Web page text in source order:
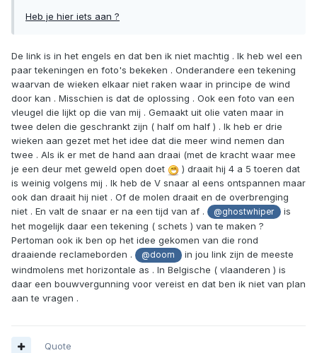
Heb je hier iets aan ?
De link is in het engels en dat ben ik niet machtig . Ik heb wel een
paar tekeningen en foto's bekeken . Onderandere een tekening
waarvan de wieken elkaar niet raken waar in principe de wind
door kan . Misschien is dat de oplossing . Ook een foto van een
vleugel die lijkt op die van mij . Gemaakt uit olie vaten maar in
twee delen die geschrankt zijn ( half om half ) . Ik heb er drie
wieken aan gezet met het idee dat die meer wind nemen dan
twee . Als ik er met de hand aan draai (met de kracht waar mee
je een deur met geweld open doet
) draait hij 4 a 5 toeren dat
is weinig volgens mij . Ik heb de V snaar al eens ontspannen maar
ook dan draait hij niet . Of de molen draait en de overbrenging
niet . En valt de snaar er na een tijd van af .
@ghostwhiper
is
het mogelijk daar een tekening ( schets ) van te maken ?
Pertoman ook ik ben op het idee gekomen van die rond
draaiende reclameborden .
@doom
in jou link zijn de meeste
windmolens met horizontale as . In Belgische ( vlaanderen ) is
daar een bouwvergunning voor vereist en dat ben ik niet van plan
aan te vragen .
Quote